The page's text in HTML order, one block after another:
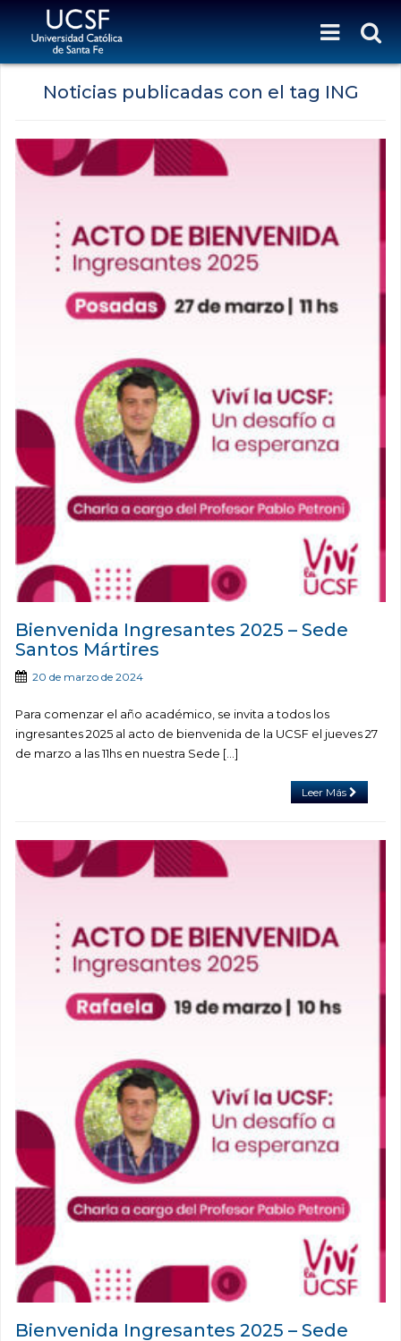
Noticias publicadas con el tag ING
Bienvenida Ingresantes 2025 – Sede
Santos Mártires
20 de marzo de 2024
Para comenzar el año académico, se invita a todos los
ingresantes 2025 al acto de bienvenida de la UCSF el jueves 27
de marzo a las 11hs en nuestra Sede […]
Leer Más
Bienvenida Ingresantes 2025 – Sede